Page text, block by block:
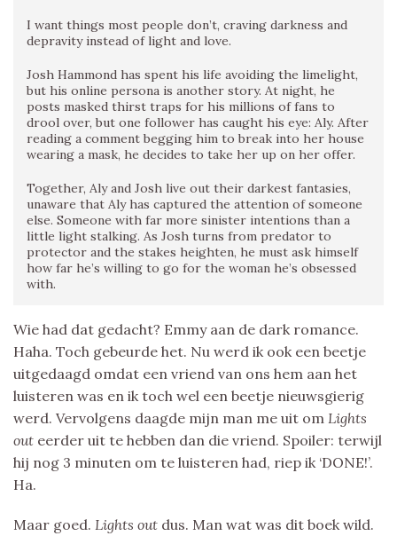
I want things most people don’t, craving darkness and
depravity instead of light and love.
Josh Hammond has spent his life avoiding the limelight,
but his online persona is another story. At night, he
posts masked thirst traps for his millions of fans to
drool over, but one follower has caught his eye: Aly. After
reading a comment begging him to break into her house
wearing a mask, he decides to take her up on her offer.
Together, Aly and Josh live out their darkest fantasies,
unaware that Aly has captured the attention of someone
else. Someone with far more sinister intentions than a
little light stalking. As Josh turns from predator to
protector and the stakes heighten, he must ask himself
how far he’s willing to go for the woman he’s obsessed
with.
Wie had dat gedacht? Emmy aan de dark romance.
Haha. Toch gebeurde het. Nu werd ik ook een beetje
uitgedaagd omdat een vriend van ons hem aan het
luisteren was en ik toch wel een beetje nieuwsgierig
werd. Vervolgens daagde mijn man me uit om Lights
out eerder uit te hebben dan die vriend. Spoiler: terwijl
hij nog 3 minuten om te luisteren had, riep ik ‘DONE!’.
Ha.
Maar goed. Lights out dus. Man wat was dit boek wild.